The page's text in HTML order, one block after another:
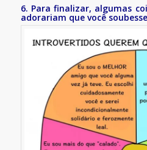
6. Para finalizar, algumas
adorariam que você